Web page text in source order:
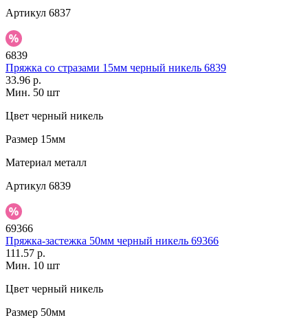
Артикул 6837
6839
Пряжка со стразами 15мм черный никель 6839
33.96 р.
Мин. 50 шт
Цвет черный никель
Размер 15мм
Материал металл
Артикул 6839
69366
Пряжка-застежка 50мм черный никель 69366
111.57 р.
Мин. 10 шт
Цвет черный никель
Размер 50мм